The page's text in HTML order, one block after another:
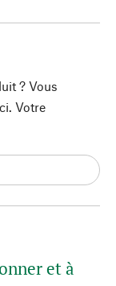
et à
? Vous
Votre